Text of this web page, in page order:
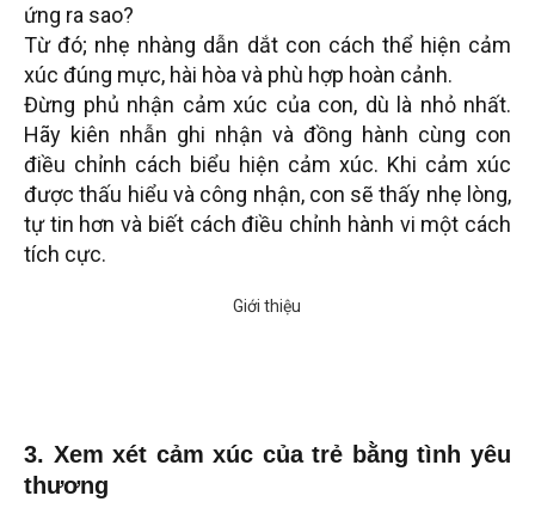
ứng ra sao?
Từ đó; nhẹ nhàng dẫn dắt con cách thể hiện cảm
xúc đúng mực, hài hòa và phù hợp hoàn cảnh.
Đừng phủ nhận cảm xúc của con, dù là nhỏ nhất.
Hãy kiên nhẫn ghi nhận và đồng hành cùng con
điều chỉnh cách biểu hiện cảm xúc. Khi cảm xúc
được thấu hiểu và công nhận, con sẽ thấy nhẹ lòng,
tự tin hơn và biết cách điều chỉnh hành vi một cách
tích cực.
3. Xem xét cảm xúc của trẻ bằng tình yêu
thương